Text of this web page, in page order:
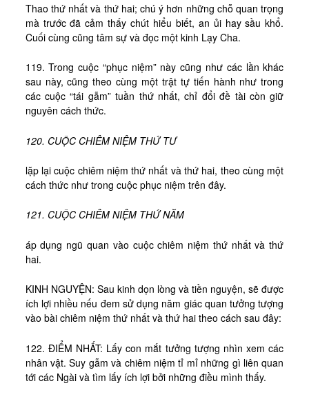
Thao thứ nhất và thứ hai; chú ý hơn những chỗ quan trọng
mà trước đã cảm thấy chút hiểu biết, an ủi hay sầu khổ.
Cuối cùng cũng tâm sự và đọc một kinh Lạy Cha.
119. Trong cuộc “phục niệm” này cũng như các lần khác
sau này, cũng theo cùng một trật tự tiến hành như trong
các cuộc “tái gẫm” tuần thứ nhất, chỉ đổi đề tài còn giữ
nguyên cách thức.
120. CUỘC CHIÊM NIỆM THỨ TƯ
lặp lại cuộc chiêm niệm thứ nhất và thứ hai, theo cùng một
cách thức như trong cuộc phục niệm trên đây.
121. CUỘC CHIÊM NIỆM THỨ NĂM
áp dụng ngũ quan vào cuộc chiêm niệm thứ nhất và thứ
hai.
KINH NGUYỆN: Sau kinh dọn lòng và tiền nguyện, sẽ được
ích lợi nhiều nếu đem sử dụng năm giác quan tưởng tượng
vào bài chiêm niệm thứ nhất và thứ hai theo cách sau đây:
122. ĐIỂM NHẤT: Lấy con mắt tưởng tượng nhìn xem các
nhân vật. Suy gẫm và chiêm niệm tỉ mỉ những gì liên quan
tới các Ngài và tìm lấy ích lợi bởi những điều mình thấy.